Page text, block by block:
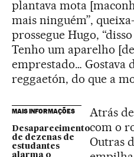
plantava mota
mais ninguém”, queixa-
prossegue Hugo,
Tenho um aparelho
emprestado… Gostava
reggaetón, do que a
MAIS INFORMAÇÕES
Desaparecimento
de dezenas de
estudantes
alarma o
Atrás
com o
Outras